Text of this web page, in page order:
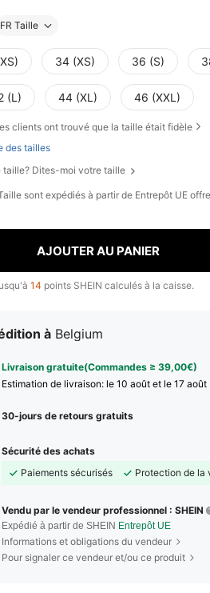
FR Taille
34 (XS) 36 (S)
(L) 44 (XL) 46 (XXL)
clients ont trouvé que la taille était fidèle
des tailles
taille? Dites-moi votre taille
sont expédiés à partir de Entrepôt UE offre
AJOUTER AU PANIER
14 points SHEIN calculés à la caisse.
à Belgium
Livraison gratuite(Commandes ≥ 39,00€)
Estimation de livraison: le 10 août et le 17 août
30-jours de retours gratuits
Sécurité des achats
Paiements sécurisés
Protection de la
Vendu par le vendeur professionnel : SHEIN
Expédié à partir de SHEIN Entrepôt UE
Informations et obligations du vendeur
Pour signaler ce vendeur et/ou ce produit